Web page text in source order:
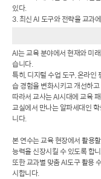
있다.
3. 최신 AI 도구와 전략을 교과
AI는 교육 분야에서 현재와 미
습니다.
특히, 디지털 수업 도구, 온라
습 경험을 변화시키고 개선하
따라서 교사는 AI시대에 교육
교실에서 만나는 알파세대인
니다.
본 연수는 교육 현장에서 활용
능력을 신장시킬 수 있도록 합
또한 교과별 맞춤 AI도구 활용
시합니다.